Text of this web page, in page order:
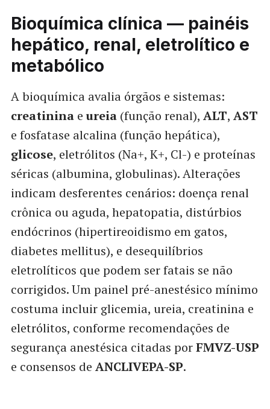
Bioquímica clínica — painéis
hepático, renal, eletrolítico e
metabólico
A bioquímica avalia órgãos e sistemas:
creatininaeureia(função renal), ALT, AST
e fosfatase alcalina (função hepática),
glicose, eletrólitos (Na+, K+, Cl-) e proteínas
séricas (albumina, globulinas). Alterações
indicam desferentes cenários: doença renal
crônica ou aguda, hepatopatia, distúrbios
endócrinos (hipertireoidismo em gatos,
diabetes mellitus), e desequilíbrios
eletrolíticos que podem ser fatais se não
corrigidos. Um painel pré-anestésico mínimo
costuma incluir glicemia, ureia, creatinina e
eletrólitos, conforme recomendações de
segurança anestésica citadas porFMVZ-USP
e consensos de ANCLIVEPA-SP.